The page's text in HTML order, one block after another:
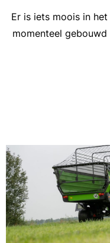
Er is iets moois in
momenteel